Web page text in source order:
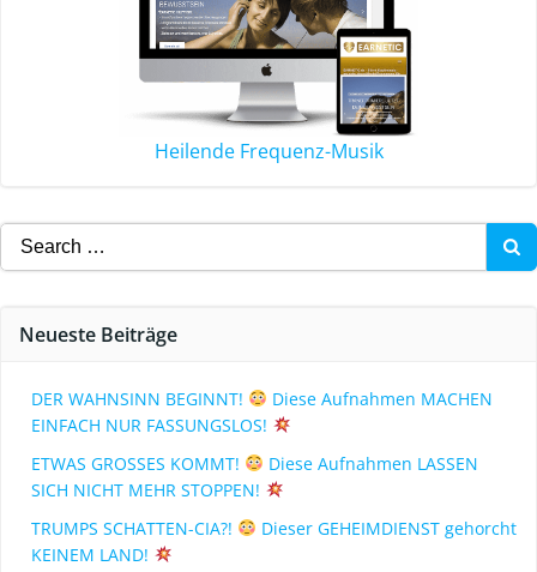
Heilende Frequenz-Musik
Neueste Beiträge
DER WAHNSINN BEGINNT!
Diese Aufnahmen MACHEN
EINFACH NUR FASSUNGSLOS!
ETWAS GROSSES KOMMT!
Diese Aufnahmen LASSEN
SICH NICHT MEHR STOPPEN!
TRUMPS SCHATTEN-CIA?!
Dieser GEHEIMDIENST gehorcht
KEINEM LAND!